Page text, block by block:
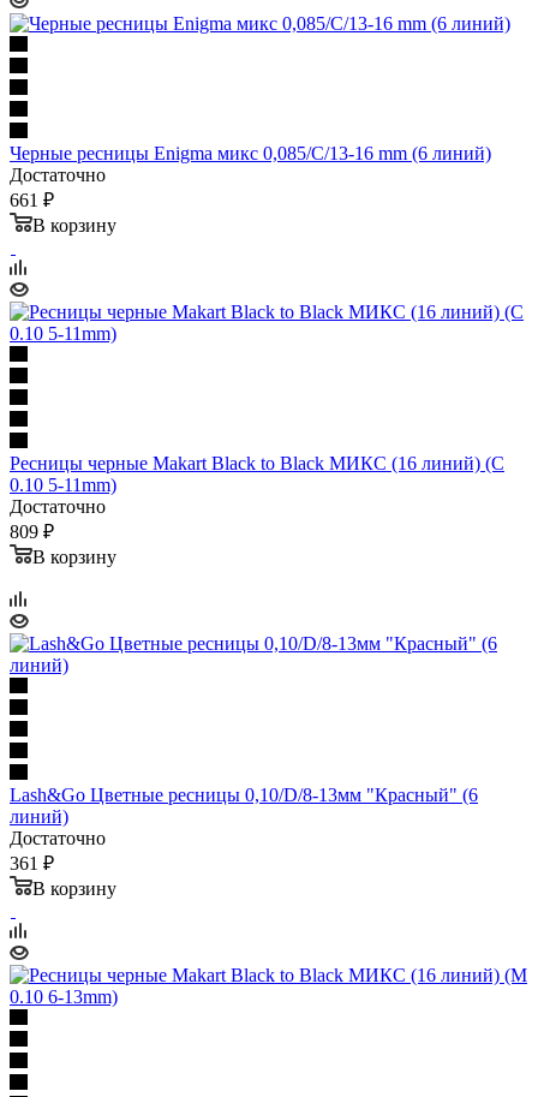
Черные ресницы Enigma микс 0,085/С/13-16 mm (6 линий)
Достаточно
661 ₽
В корзину
Ресницы черные Makart Black to Black МИКС (16 линий) (С
0.10 5-11mm)
Достаточно
809 ₽
В корзину
Lash&Go Цветные ресницы 0,10/D/8-13мм "Красный" (6
линий)
Достаточно
361 ₽
В корзину